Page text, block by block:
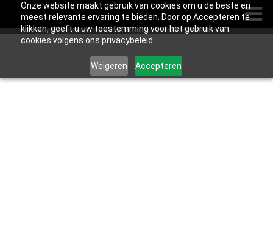
Onze website maakt gebruik van cookies om u de beste en
meest relevante ervaring te bieden. Door op Accepteren te
klikken, geeft u uw toestemming voor het gebruik van
cookies volgens ons privacybeleid.
Weigeren Accepteren